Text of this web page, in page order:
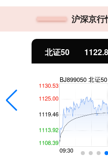
沪深京行
北证50